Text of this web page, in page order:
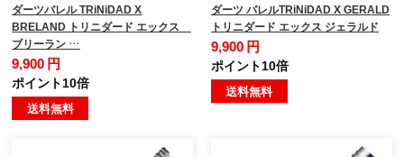
ダーツバレル TRiNiDAD X
BRELAND トリニダード エックス
ブリーラン …
9,900 円
ポイント10倍
送料無料
ダーツ バレルTRiNiDAD X GERALD
トリニダード エックス ジェラルド
9,900 円
ポイント10倍
送料無料